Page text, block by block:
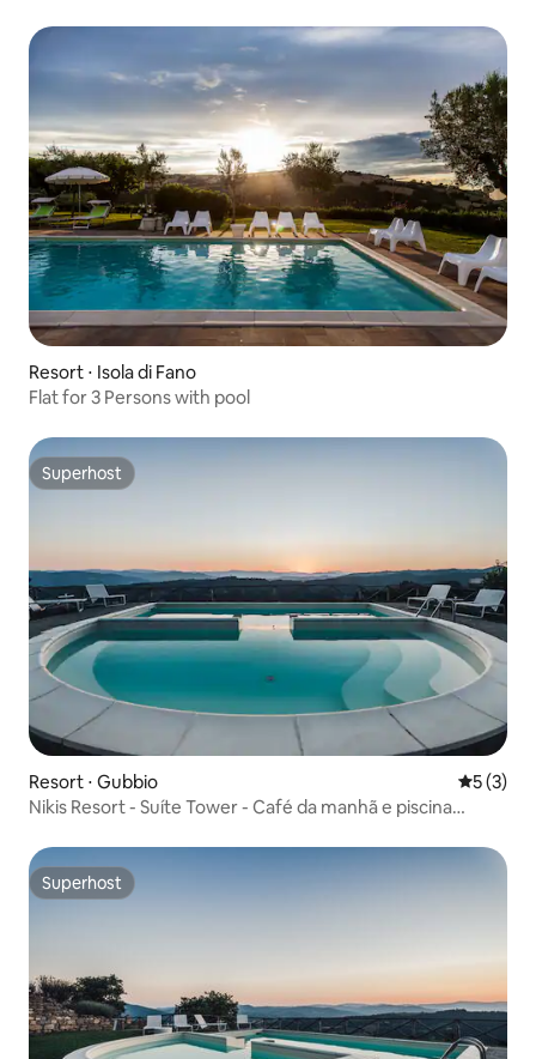
Resort ⋅ Isola di Fano
Flat for 3 Persons with pool
Superhost
Superhost
Resort ⋅ Gubbio 5 de
5 (3)
Nikis Resort - Suíte Tower - Café da manhã e piscina
Superhost
Superhost